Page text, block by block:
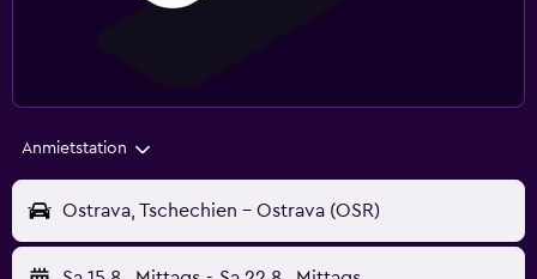
Anmietstation
Ostrava, Tschechien - Ostrava (OSR)